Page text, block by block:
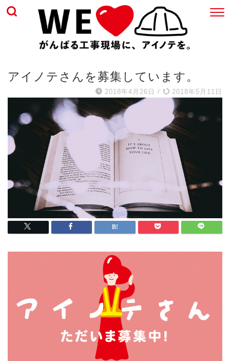
アイノテさんを募集しています。
2018年4月26日 / 2018年5月11日